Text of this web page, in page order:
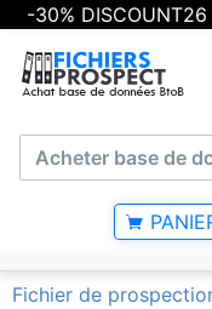
-30%
Fichier de